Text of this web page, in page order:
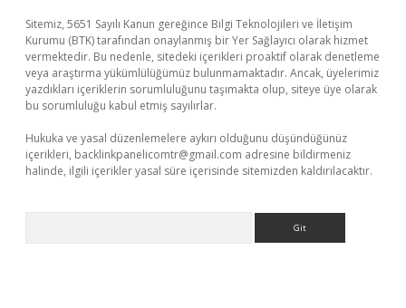
Sitemiz, 5651 Sayılı Kanun gereğince Bilgi Teknolojileri ve İletişim
Kurumu (BTK) tarafından onaylanmış bir Yer Sağlayıcı olarak hizmet
vermektedir. Bu nedenle, sitedeki içerikleri proaktif olarak denetleme
veya araştırma yükümlülüğümüz bulunmamaktadır. Ancak, üyelerimiz
yazdıkları içeriklerin sorumluluğunu taşımakta olup, siteye üye olarak
bu sorumluluğu kabul etmiş sayılırlar.
Hukuka ve yasal düzenlemelere aykırı olduğunu düşündüğünüz
içerikleri, backlinkpanelicomtr@gmail.com adresine bildirmeniz
halinde, ilgili içerikler yasal süre içerisinde sitemizden kaldırılacaktır.